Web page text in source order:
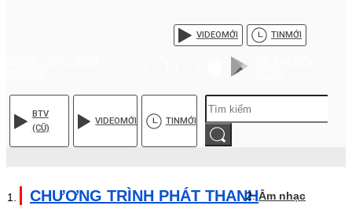
VIDEOMỚI TINMỚI
BTV
(CŨ)
VIDEOMỚI TINMỚI
CHƯƠNG TRÌNH PHÁT THANHÂm nhạc